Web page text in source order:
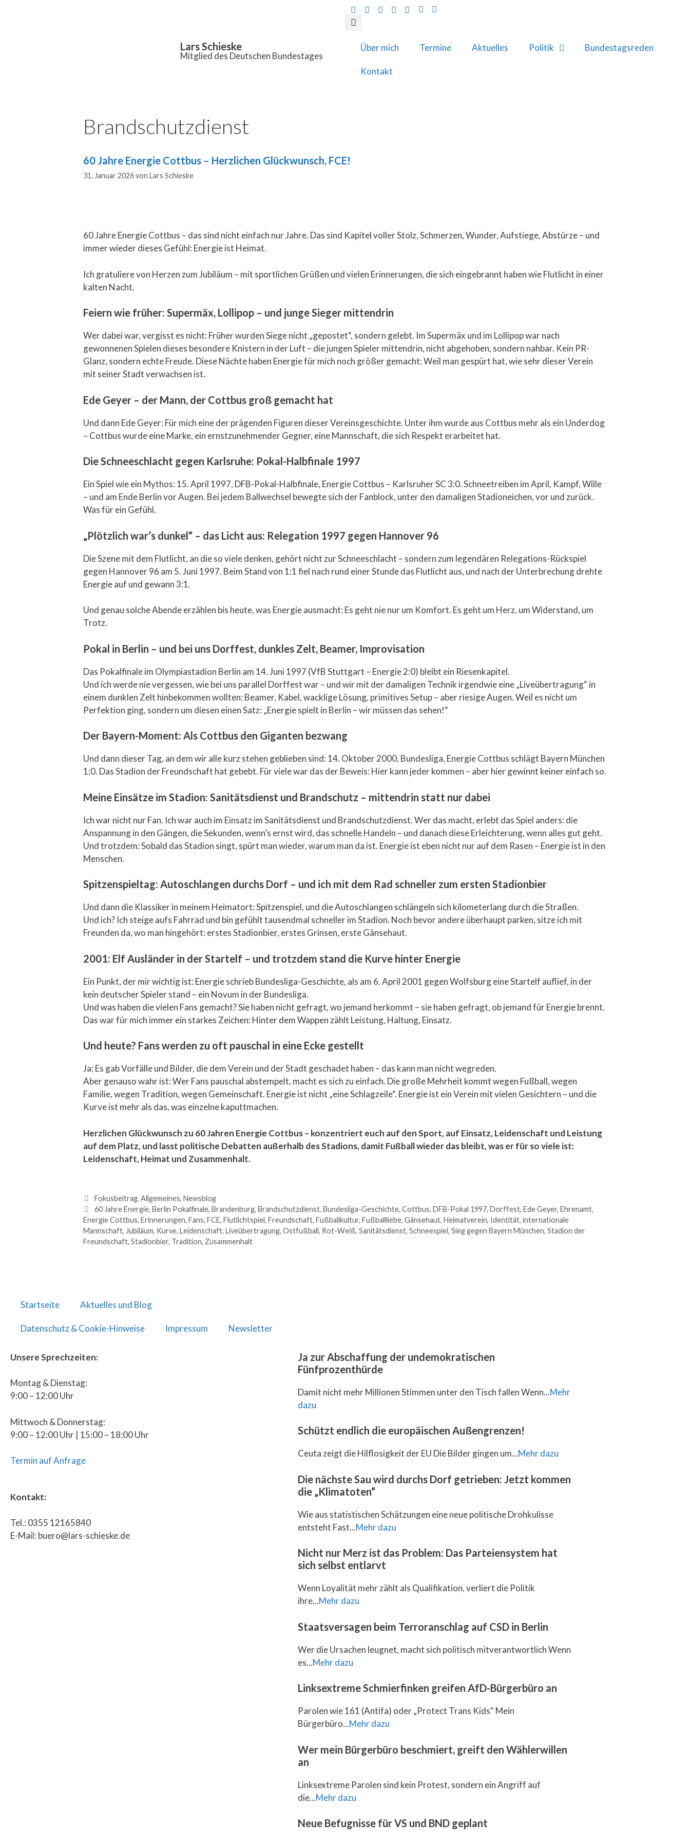
Lars Schieske
Mitglied des Deutschen Bundestages
Über mich Termine Aktuelles Politik Bundestagsreden
Kontakt
Brandschutzdienst
60 Jahre Energie Cottbus – Herzlichen Glückwunsch, FCE!
31. Januar 2026von Lars Schieske
60 Jahre Energie Cottbus – das sind nicht einfach nur Jahre. Das sind Kapitel voller Stolz, Schmerzen, Wunder, Aufstiege, Abstürze – und
immer wieder dieses Gefühl: Energie ist Heimat.
Ich gratuliere von Herzen zum Jubiläum – mit sportlichen Grüßen und vielen Erinnerungen, die sich eingebrannt haben wie Flutlicht in einer
kalten Nacht.
Feiern wie früher: Supermäx, Lollipop – und junge Sieger mittendrin
Wer dabei war, vergisst es nicht: Früher wurden Siege nicht „gepostet“, sondern gelebt. Im Supermäx und im Lollipop war nach
gewonnenen Spielen dieses besondere Knistern in der Luft – die jungen Spieler mittendrin, nicht abgehoben, sondern nahbar. Kein PR-
Glanz, sondern echte Freude. Diese Nächte haben Energie für mich noch größer gemacht: Weil man gespürt hat, wie sehr dieser Verein
mit seiner Stadt verwachsen ist.
Ede Geyer – der Mann, der Cottbus groß gemacht hat
Und dann Ede Geyer: Für mich eine der prägenden Figuren dieser Vereinsgeschichte. Unter ihm wurde aus Cottbus mehr als ein Underdog
– Cottbus wurde eine Marke, ein ernstzunehmender Gegner, eine Mannschaft, die sich Respekt erarbeitet hat.
Die Schneeschlacht gegen Karlsruhe: Pokal-Halbfinale 1997
Ein Spiel wie ein Mythos: 15. April 1997, DFB-Pokal-Halbfinale, Energie Cottbus – Karlsruher SC 3:0. Schneetreiben im April, Kampf, Wille
– und am Ende Berlin vor Augen. Bei jedem Ballwechsel bewegte sich der Fanblock, unter den damaligen Stadioneichen, vor und zurück.
Was für ein Gefühl.
„Plötzlich war’s dunkel“ – das Licht aus: Relegation 1997 gegen Hannover 96
Die Szene mit dem Flutlicht, an die so viele denken, gehört nicht zur Schneeschlacht – sondern zum legendären Relegations-Rückspiel
gegen Hannover 96 am 5. Juni 1997. Beim Stand von 1:1 fiel nach rund einer Stunde das Flutlicht aus, und nach der Unterbrechung drehte
Energie auf und gewann 3:1.
Und genau solche Abende erzählen bis heute, was Energie ausmacht: Es geht nie nur um Komfort. Es geht um Herz, um Widerstand, um
Trotz.
Pokal in Berlin – und bei uns Dorffest, dunkles Zelt, Beamer, Improvisation
Das Pokalfinale im Olympiastadion Berlin am 14. Juni 1997 (VfB Stuttgart – Energie 2:0) bleibt ein Riesenkapitel.
Und ich werde nie vergessen, wie bei uns parallel Dorffest war – und wir mit der damaligen Technik irgendwie eine „Liveübertragung“ in
einem dunklen Zelt hinbekommen wollten: Beamer, Kabel, wacklige Lösung, primitives Setup – aber riesige Augen. Weil es nicht um
Perfektion ging, sondern um diesen einen Satz: „Energie spielt in Berlin – wir müssen das sehen!“
Der Bayern-Moment: Als Cottbus den Giganten bezwang
Und dann dieser Tag, an dem wir alle kurz stehen geblieben sind: 14. Oktober 2000, Bundesliga, Energie Cottbus schlägt Bayern München
1:0. Das Stadion der Freundschaft hat gebebt. Für viele war das der Beweis: Hier kann jeder kommen – aber hier gewinnt keiner einfach so.
Meine Einsätze im Stadion: Sanitätsdienst und Brandschutz – mittendrin statt nur dabei
Ich war nicht nur Fan. Ich war auch im Einsatz im Sanitätsdienst und Brandschutzdienst. Wer das macht, erlebt das Spiel anders: die
Anspannung in den Gängen, die Sekunden, wenn’s ernst wird, das schnelle Handeln – und danach diese Erleichterung, wenn alles gut geht.
Und trotzdem: Sobald das Stadion singt, spürt man wieder, warum man da ist. Energie ist eben nicht nur auf dem Rasen – Energie ist in den
Menschen.
Spitzenspieltag: Autoschlangen durchs Dorf – und ich mit dem Rad schneller zum ersten Stadionbier
Und dann die Klassiker in meinem Heimatort: Spitzenspiel, und die Autoschlangen schlängeln sich kilometerlang durch die Straßen.
Und ich? Ich steige aufs Fahrrad und bin gefühlt tausendmal schneller im Stadion. Noch bevor andere überhaupt parken, sitze ich mit
Freunden da, wo man hingehört: erstes Stadionbier, erstes Grinsen, erste Gänsehaut.
2001: Elf Ausländer in der Startelf – und trotzdem stand die Kurve hinter Energie
Ein Punkt, der mir wichtig ist: Energie schrieb Bundesliga-Geschichte, als am 6. April 2001 gegen Wolfsburg eine Startelf auflief, in der
kein deutscher Spieler stand – ein Novum in der Bundesliga.
Und was haben die vielen Fans gemacht? Sie haben nicht gefragt, wo jemand herkommt – sie haben gefragt, ob jemand für Energie brennt.
Das war für mich immer ein starkes Zeichen: Hinter dem Wappen zählt Leistung, Haltung, Einsatz.
Und heute? Fans werden zu oft pauschal in eine Ecke gestellt
Ja: Es gab Vorfälle und Bilder, die dem Verein und der Stadt geschadet haben – das kann man nicht wegreden.
Aber genauso wahr ist: Wer Fans pauschal abstempelt, macht es sich zu einfach. Die große Mehrheit kommt wegen Fußball, wegen
Familie, wegen Tradition, wegen Gemeinschaft. Energie ist nicht „eine Schlagzeile“. Energie ist ein Verein mit vielen Gesichtern – und die
Kurve ist mehr als das, was einzelne kaputtmachen.
Herzlichen Glückwunsch zu 60 Jahren Energie Cottbus – konzentriert euch auf den Sport, auf Einsatz, Leidenschaft und Leistung
auf dem Platz, und lasst politische Debatten außerhalb des Stadions, damit Fußball wieder das bleibt, was er für so viele ist:
Leidenschaft, Heimat und Zusammenhalt.
Fokusbeitrag, Allgemeines, Newsblog
60 Jahre Energie, Berlin Pokalfinale, Brandenburg, Brandschutzdienst, Bundesliga-Geschichte, Cottbus, DFB-Pokal 1997, Dorffest, Ede Geyer, Ehrenamt,
Energie Cottbus, Erinnerungen, Fans, FCE, Flutlichtspiel, Freundschaft, Fußballkultur, Fußballliebe, Gänsehaut, Heimatverein, Identität, internationale
Mannschaft, Jubiläum, Kurve, Leidenschaft, Liveübertragung, Ostfußball, Rot-Weiß, Sanitätsdienst, Schneespiel, Sieg gegen Bayern München, Stadion der
Freundschaft, Stadionbier, Tradition, Zusammenhalt
Startseite Aktuelles und Blog
Datenschutz & Cookie-Hinweise Impressum Newsletter
Unsere Sprechzeiten:
Montag & Dienstag:
9:00 – 12:00 Uhr
Mittwoch & Donnerstag:
9:00 – 12:00 Uhr | 15:00 – 18:00 Uhr
Termin auf Anfrage
Kontakt:
Tel.: 0355 12165840
E-Mail: buero@lars-schieske.de
Ja zur Abschaffung der undemokratischen
Fünfprozenthürde
Damit nicht mehr Millionen Stimmen unter den Tisch fallen Wenn...Mehr
dazu
Schützt endlich die europäischen Außengrenzen!
Ceuta zeigt die Hilflosigkeit der EU Die Bilder gingen um...Mehr dazu
Die nächste Sau wird durchs Dorf getrieben: Jetzt kommen
die „Klimatoten“
Wie aus statistischen Schätzungen eine neue politische Drohkulisse
entsteht Fast...Mehr dazu
Nicht nur Merz ist das Problem: Das Parteiensystem hat
sich selbst entlarvt
Wenn Loyalität mehr zählt als Qualifikation, verliert die Politik
ihre...Mehr dazu
Staatsversagen beim Terroranschlag auf CSD in Berlin
Wer die Ursachen leugnet, macht sich politisch mitverantwortlich Wenn
es...Mehr dazu
Linksextreme Schmierfinken greifen AfD-Bürgerbüro an
Parolen wie 161 (Antifa) oder „Protect Trans Kids“ Mein
Bürgerbüro...Mehr dazu
Wer mein Bürgerbüro beschmiert, greift den Wählerwillen
an
Linksextreme Parolen sind kein Protest, sondern ein Angriff auf
die...Mehr dazu
Neue Befugnisse für VS und BND geplant